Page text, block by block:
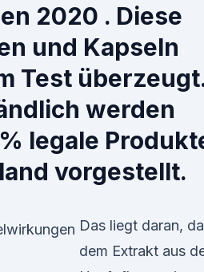
2020 . Diese
und Kapseln
Test
werden
legale
vorgestellt.
Das liegt daran,
dem Extrakt aus